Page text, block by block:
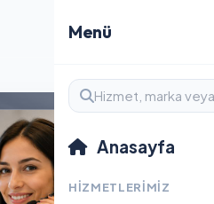
Menü
Anasayfa
HIZMETLERIMIZ